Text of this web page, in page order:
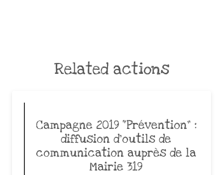
Related actions
Campagne 2019 “Prévention” :
diffusion d’outils de
communication auprès de la
Mairie 319